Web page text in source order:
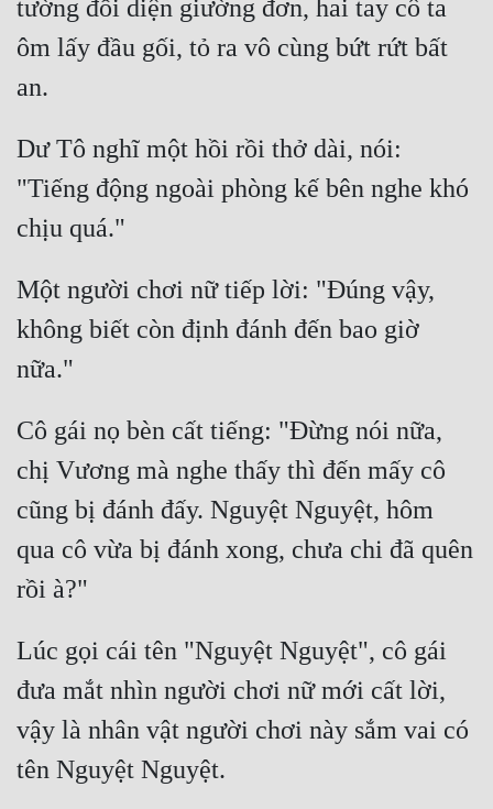
Đẹp
Đẹp Hiệp
Tính Cách Nhân Vật :
Cơ Trí
Sát Phạt Quyết Đoán
Vô Sỉ
Điềm Đạm
tường đối diện giường đơn, hai tay cô ta
ôm lấy đầu gối, tỏ ra vô cùng bứt rứt bất
Dư Tô nghĩ một hồi rồi thở dài, nói:
"Tiếng động ngoài phòng kế bên nghe khó
Một người chơi nữ tiếp lời: "Đúng vậy,
không biết còn định đánh đến bao giờ
Cô gái nọ bèn cất tiếng: "Đừng nói nữa,
chị Vương mà nghe thấy thì đến mấy cô
cũng bị đánh đấy. Nguyệt Nguyệt, hôm
qua cô vừa bị đánh xong, chưa chi đã quên
Lúc gọi cái tên "Nguyệt Nguyệt", cô gái
đưa mắt nhìn người chơi nữ mới cất lời,
vậy là nhân vật người chơi này sắm vai có